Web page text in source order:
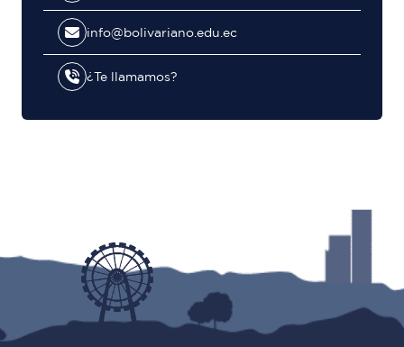
info@bolivariano.edu.ec
¿Te llamamos?